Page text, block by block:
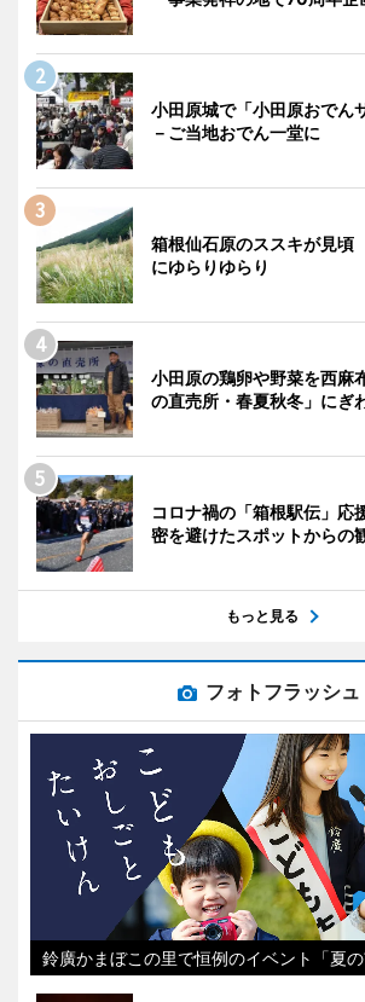
小田原城で「小田原おでん
－ご当地おでん一堂に
箱根仙石原のススキが見
にゆらりゆらり
小田原の鶏卵や野菜を西
の直売所・春夏秋冬」にぎ
コロナ禍の「箱根駅伝」
密を避けたスポットからの
もっと見る
フォトフラッシュ
鈴廣かまぼこの里で恒例のイベント「夏